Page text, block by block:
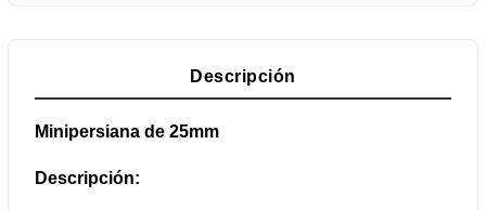
Descripción
Minipersiana de 25mm
Descripción: